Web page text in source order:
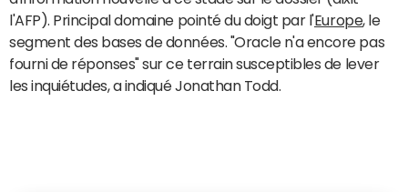
l'AFP). Principal domaine pointé du doigt par l'Europe, le
segment des bases de données. "Oracle n'a encore pas
fourni de réponses" sur ce terrain susceptibles de lever
les inquiétudes, a indiqué Jonathan Todd.